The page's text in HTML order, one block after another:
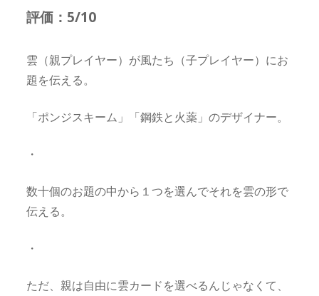
評価：5/10
雲（親プレイヤー）が風たち（子プレイヤー）にお
題を伝える。
「ポンジスキーム」「鋼鉄と火薬」のデザイナー。
・
数十個のお題の中から１つを選んでそれを雲の形で
伝える。
・
ただ、親は自由に雲カードを選べるんじゃなくて、